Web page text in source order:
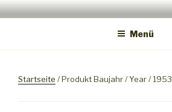
Zum
InhaltGRUEN.WATCH
Menü
Startseite / Produkt Baujahr / Year / 1953